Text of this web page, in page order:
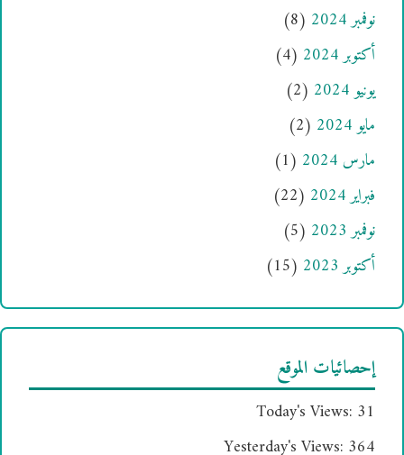
نوفمبر 2024
(8)
أكتوبر 2024
(4)
يونيو 2024
(2)
مايو 2024
(2)
مارس 2024
(1)
فبراير 2024
(22)
نوفمبر 2023
(5)
أكتوبر 2023
(15)
إحصائيات الموقع
Today's Views: 31
Yesterday's Views: 364